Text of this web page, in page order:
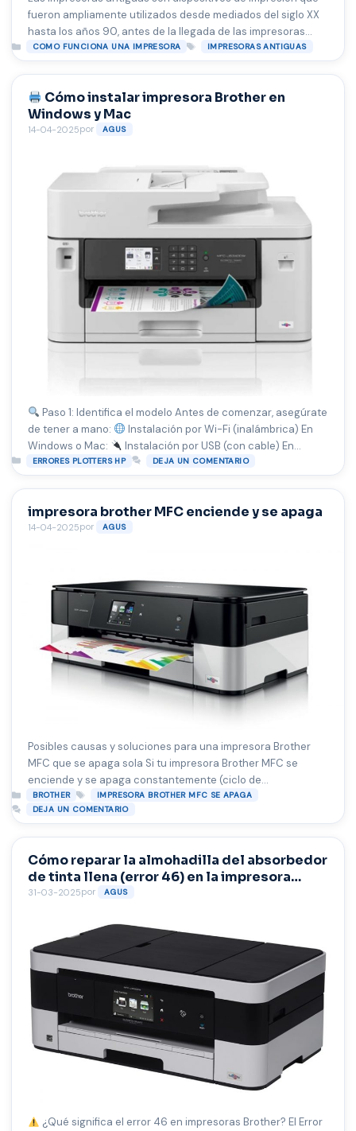
fueron ampliamente utilizados desde mediados del siglo XX
hasta los años 90, antes de la llegada de las impresoras
modernas de inyección de tinta y láser. Estos aparatos
empleaban mecanismos electromecánicos para transferir
de nostalgia, especialmente …Leer más
Categorías
COMO FUNCIONA UNA IMPRESORA Etiquetas
IMPRESORAS ANTIGUAS
Cómo instalar impresora Brother en
Windows y Mac
14-04-2025por AGUS
Paso 1: Identifica el modelo Antes de comenzar, asegúrate
de tener a mano:
Instalación por Wi-Fi (inalámbrica) En
Windows o Mac:
Instalación por USB (con cable) En
Windows o Mac:
Consejo adicional: Configurar como
predeterminada Una vez instalada, ve a: Windows: macOS:
Solución rápida …Leer más
Categorías
ERRORES PLOTTERS HP DEJA UN COMENTARIO
impresora brother MFC enciende y se apaga
14-04-2025por AGUS
Posibles causas y soluciones para una impresora Brother
MFC que se apaga sola Si tu impresora Brother MFC se
enciende y se apaga constantemente (ciclo de
encendido/apagado), aquí hay algunas posibles causas y
soluciones que podrías probar:
Categorías
BROTHER Etiquetas
IMPRESORA BROTHER MFC SE APAGA
DEJA UN COMENTARIO
Cómo reparar la almohadilla del absorbedor
de tinta llena (error 46) en la impresora
Brother
31-03-2025por AGUS
¿Qué significa el error 46 en impresoras Brother? El Error